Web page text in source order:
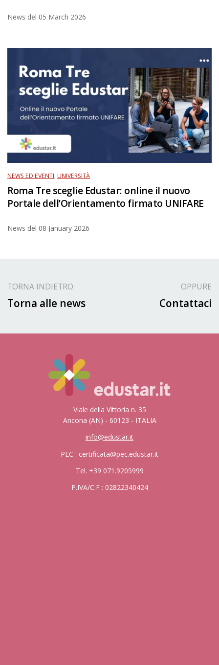
News del 05 March 2026
NEWS ED EVENTI,UNIVERSITÀ
Roma Tre sceglie Edustar: online il nuovo
Portale dell’Orientamento firmato UNIFARE
News del 08 January 2026
TORNA INDIETRO
Torna alle news
OPPURE
Contattaci
Viale della Vittoria n. 35
Ancona (AN) - 60123 - ITALIA
info@edustar.it
PEC : certificata@pec.edustar.it
Tel. +39 071.9205999
P.IVA/C.F : 02822340424